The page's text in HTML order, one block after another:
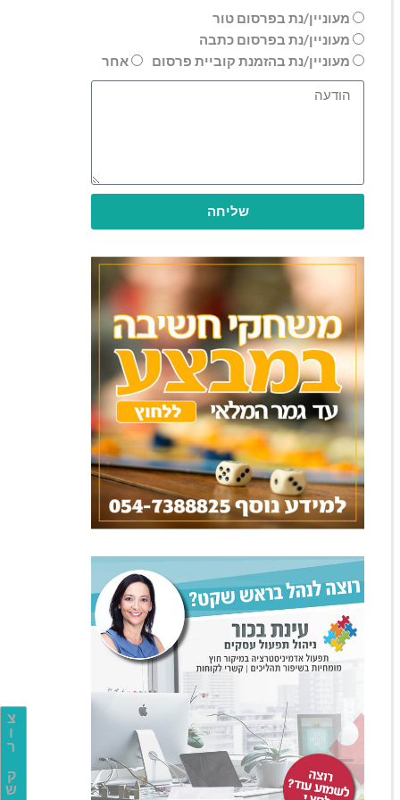
צ
ו
ר
ק
ש
מעוניין/נת בפרסום טור
מעוניין/נת בפרסום כתבה
מעוניין/נת בהזמנת קוביית פרסום
אחר
שליחה